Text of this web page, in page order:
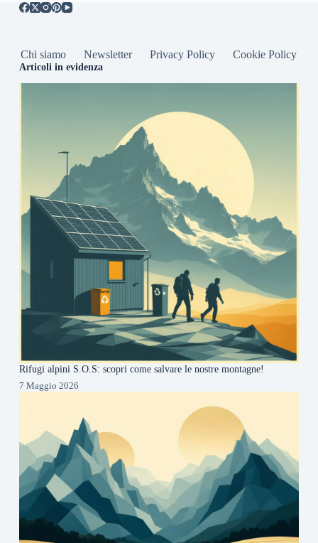
Chi siamo Newsletter Privacy Policy Cookie Policy
Articoli in evidenza
Rifugi alpini S.O.S: scopri come salvare le nostre montagne!
7 Maggio 2026